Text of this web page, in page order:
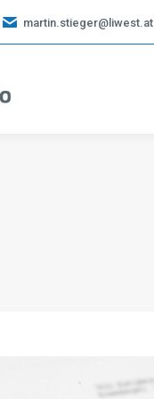
martin.stieger@liwest.at